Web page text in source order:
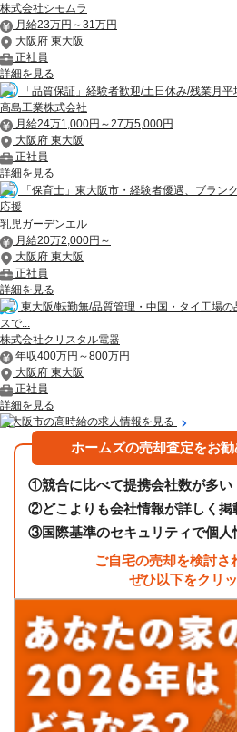
株式会社シモムラ
月給23万円～31万円
大阪府 東大阪
正社員
詳細を見る
「品質保証」経験者歓迎/土日休み/残業月
高島工業株式会社
月給24万1,000円～27万5,000円
大阪府 東大阪
正社員
詳細を見る
「保育士」東大阪市・経験者優遇、ブラン
応援
乳児ガーデンエル
月給20万2,000円～
大阪府 東大阪
正社員
詳細を見る
東大阪/転勤無/品質管理・中国・タイ工場
スで...
株式会社クリスタル電器
年収400万円～800万円
大阪府 東大阪
正社員
詳細を見る
東大阪市の高時給の求人情報を見る
ホームズの売却査定をお
①競合に比べて提携会社数が多い
②どこよりも会社情報が詳しく掲
③国際基準のセキュリティで個人
ご自宅の売却を検討さ
ぜひ以下をクリ